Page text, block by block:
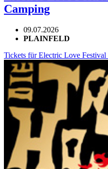
Camping
09.07.2026
PLAINFELD
Tickets für Electric Love